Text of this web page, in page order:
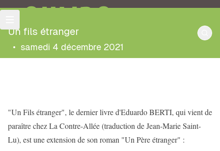
OULIPO
Un fils étranger
• samedi 4 décembre 2021
"Un Fils étranger", le dernier livre d'Eduardo BERTI, qui vient de
paraître chez La Contre-Allée (traduction de Jean-Marie Saint-
Lu), est une extension de son roman "Un Père étranger" :